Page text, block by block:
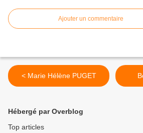
Ajouter un commentaire
< Marie Hélène PUGET
Hébergé par Overblog
Top articles